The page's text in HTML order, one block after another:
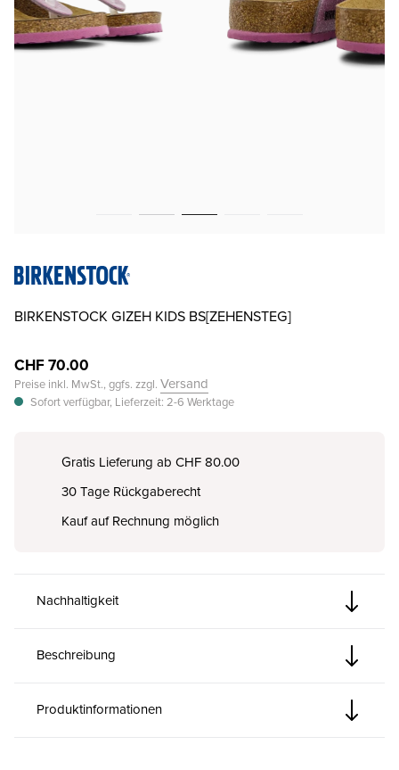
BIRKENSTOCK GIZEH KIDS BS[ZEHENSTEG]
CHF 70.00
Preise inkl. MwSt., ggfs. zzgl. Versand
Sofort verfügbar, Lieferzeit: 2-6 Werktage
Gratis Lieferung ab CHF 80.00
30 Tage Rückgaberecht
Kauf auf Rechnung möglich
Nachhaltigkeit
Beschreibung
Produktinformationen